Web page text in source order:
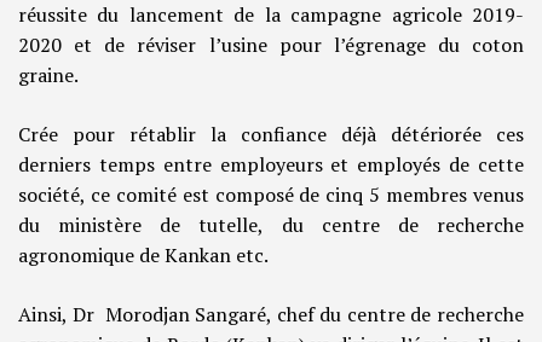
réussite du lancement de la campagne agricole 2019-
2020 et de réviser l’usine pour l’égrenage du coton
graine.
Crée pour rétablir la confiance déjà détériorée ces
derniers temps entre employeurs et employés de cette
société, ce comité est composé de cinq 5 membres venus
du ministère de tutelle, du centre de recherche
agronomique de Kankan etc.
Ainsi, Dr Morodjan Sangaré, chef du centre de recherche